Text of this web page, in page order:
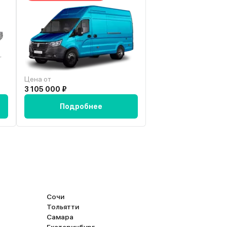
грех жаловаться, ибо он очень неплох.
Цена от
3 105 000 ₽
Подробнее
Сочи
Тольятти
Самара